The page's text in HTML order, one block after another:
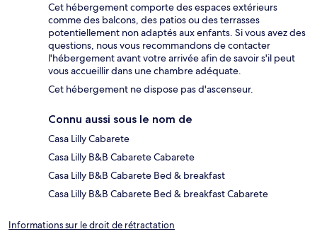
Cet hébergement comporte des espaces extérieurs
comme des balcons, des patios ou des terrasses
potentiellement non adaptés aux enfants. Si vous avez des
questions, nous vous recommandons de contacter
l'hébergement avant votre arrivée afin de savoir s'il peut
vous accueillir dans une chambre adéquate.
Cet hébergement ne dispose pas d'ascenseur.
Connu aussi sous le nom de
Casa Lilly Cabarete
Casa Lilly B&B Cabarete Cabarete
Casa Lilly B&B Cabarete Bed & breakfast
Casa Lilly B&B Cabarete Bed & breakfast Cabarete
Informations sur le droit de rétractation